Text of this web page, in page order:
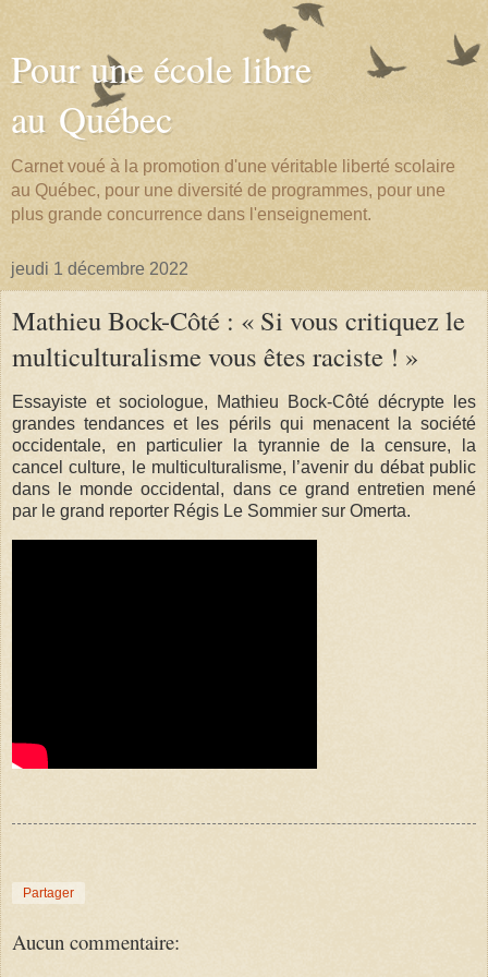
Pour une école libre
au Québec
Carnet voué à la promotion d'une véritable liberté scolaire
au Québec, pour une diversité de programmes, pour une
plus grande concurrence dans l'enseignement.
jeudi 1 décembre 2022
Mathieu Bock-Côté : « Si vous critiquez le
multiculturalisme vous êtes raciste ! »
Essayiste et sociologue, Mathieu Bock-Côté décrypte les
grandes tendances et les périls qui menacent la société
occidentale, en particulier la tyrannie de la censure, la
cancel culture, le multiculturalisme, l’avenir du débat public
dans le monde occidental, dans ce grand entretien mené
par le grand reporter Régis Le Sommier sur Omerta.
Partager
Aucun commentaire: